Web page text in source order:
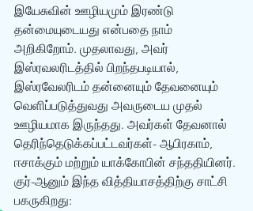
இயேசுவின் ஊழியமும் இரண்டு
தன்மையுடையது என்பதை நாம்
அறிகிறோம். முதலாவது, அவர்
இஸ்ரவலரிடத்தில் பிறந்தபடியால்,
இஸ்ரவேலரிடம் தன்னையும் தேவனையும்
வெளிப்படுத்துவது அவருடைய முதல்
ஊழியமாக இருந்தது. அவர்கள் தேவனால்
தெரிந்தெடுக்கப்பட்டவர்கள்- ஆபிரகாம்,
ஈசாக்கும் மற்றும் யாக்கோபின் சந்ததியினர்.
குர்-ஆனும் இந்த வித்தியாசத்திற்கு சாட்சி
பகருகிறது: